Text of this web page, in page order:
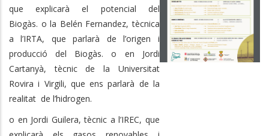
que explicarà el potencial del
Biogàs. o la Belén Fernandez, tècnica
a l’IRTA, que parlarà de l’origen i
producció del Biogàs. o en Jordi
Cartanyà, tècnic de la Universitat
Rovira i Virgili, que ens parlarà de la
realitat de l’hidrogen.
o en Jordi Guilera, tècnic a l’IREC, que